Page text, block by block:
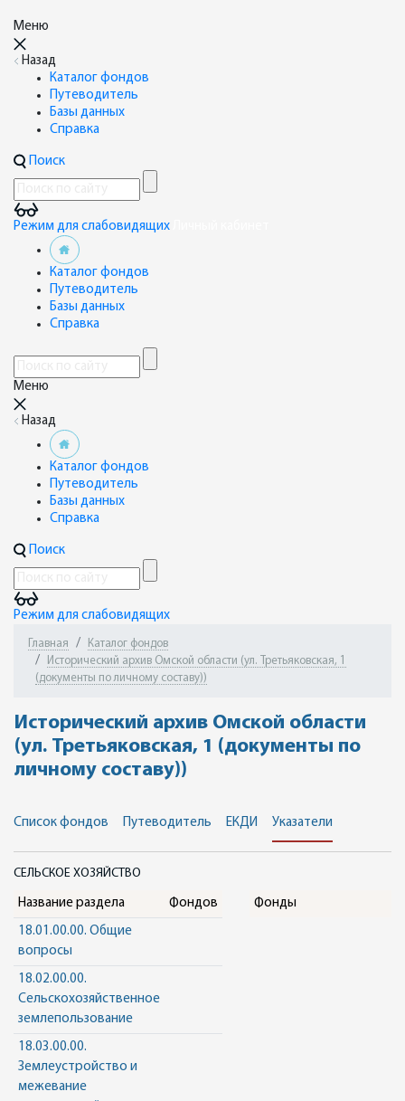
Меню
Назад
Каталог фондов
Путеводитель
Базы данных
Справка
Поиск
Режим для слабовидящих
Каталог фондов
Путеводитель
Базы данных
Справка
Меню
Назад
Каталог фондов
Путеводитель
Базы данных
Справка
Поиск
Режим для слабовидящих
Главная
Каталог фондов
Исторический архив Омской области (ул. Третьяковская, 1
(документы по личному составу))
Исторический архив Омской области
(ул. Третьяковская, 1 (документы по
личному составу))
Список фондов Путеводитель ЕКДИ Указатели
СЕЛЬСКОЕ ХОЗЯЙСТВО
Название раздела Фондов
18.01.00.00. Общие
вопросы
18.02.00.00.
Сельскохозяйственное
землепользование
18.03.00.00.
Землеустройство и
межевание
Фонды